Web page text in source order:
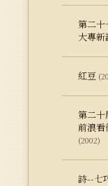
第二十
大專
紅豆
第二十
前浪看
(2002)
詩--七